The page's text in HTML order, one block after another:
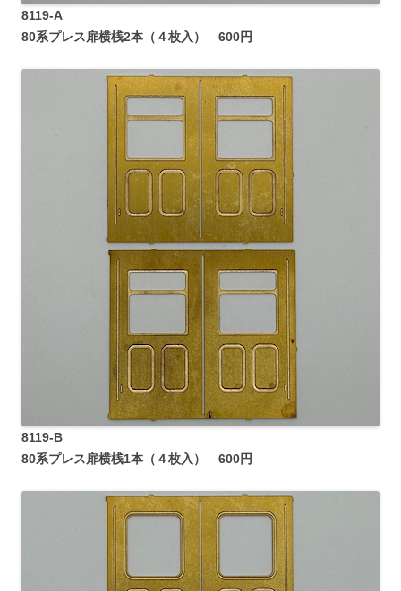
8119-A
80系プレス扉横桟2本（４枚入） 600円
8119-B
80系プレス扉横桟1本（４枚入） 600円